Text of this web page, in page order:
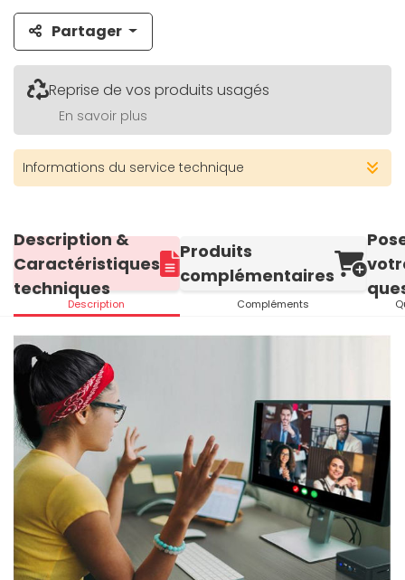
Partager
Reprise de vos produits usagés
En savoir plus
Informations du service technique
Description &
Caractéristiques
techniques
Description
Produits
complémentaires
Compléments